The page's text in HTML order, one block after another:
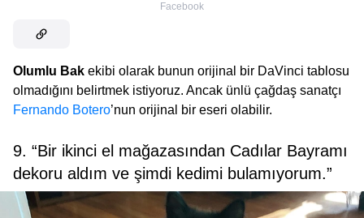
Facebook
Olumlu Bak ekibi olarak bunun orijinal bir DaVinci tablosu
olmadığını belirtmek istiyoruz. Ancak ünlü çağdaş sanatçı
Fernando Botero’nun orijinal bir eseri olabilir.
9. “Bir ikinci el mağazasından Cadılar Bayramı
dekoru aldım ve şimdi kedimi bulamıyorum.”